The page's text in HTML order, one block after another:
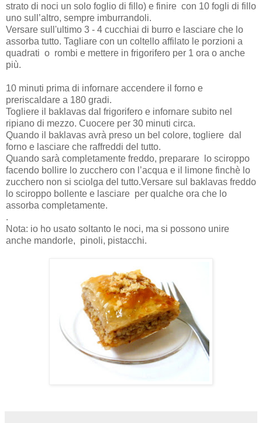
strato di noci un solo foglio di fillo) e finire con 10 fogli di fillo
uno sull’altro, sempre imburrandoli.
Versare sull'ultimo 3 - 4 cucchiai di burro e lasciare che lo
assorba tutto. Tagliare con un coltello affilato le porzioni a
quadrati o rombi e mettere in frigorifero per 1 ora o anche
più.
10 minuti prima di infornare accendere il forno e
preriscaldare a 180 gradi.
Togliere il baklavas dal frigorifero e infornare subito nel
ripiano di mezzo. Cuocere per 30 minuti circa.
Quando il baklavas avrà preso un bel colore, togliere dal
forno e lasciare che raffreddi del tutto.
Quando sarà completamente freddo, preparare lo sciroppo
facendo bollire lo zucchero con l’acqua e il limone finchè lo
zucchero non si sciolga del tutto.Versare sul baklavas freddo
lo sciroppo bollente e lasciare per qualche ora che lo
assorba completamente.
.
Nota: io ho usato soltanto le noci, ma si possono unire
anche mandorle, pinoli, pistacchi.